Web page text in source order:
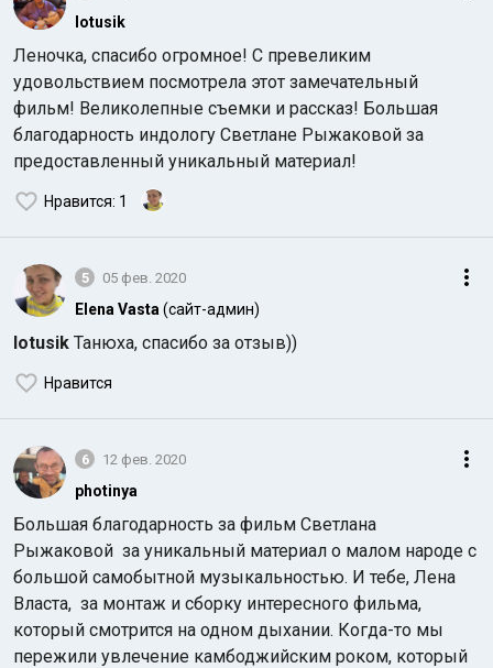
lotusik
Леночка, спасибо огромное! С превеликим
удовольствием посмотрела этот замечательный
фильм! Великолепные съемки и рассказ! Большая
благодарность индологу Светлане Рыжаковой за
предоставленный уникальный материал!
Нравится: 1
5 05 фев. 2020
Elena Vasta (сайт-админ)
lotusik Танюха, спасибо за отзыв))
Нравится
6 12 фев. 2020
photinya
Большая благодарность за фильм Светлана
Рыжаковой за уникальный материал о малом народе с
большой самобытной музыкальностью. И тебе, Лена
Власта, за монтаж и сборку интересного фильма,
который смотрится на одном дыхании. Когда-то мы
пережили увлечение камбоджийским роком, который